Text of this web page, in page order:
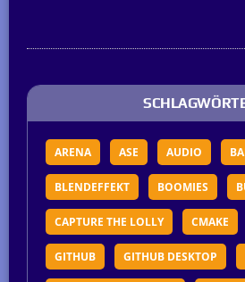
ARENA ASE AUDIO
BLENDEFFEKT BOOMIES
CAPTURE THE LOLLY CMAKE
GITHUB GITHUB DESKTOP